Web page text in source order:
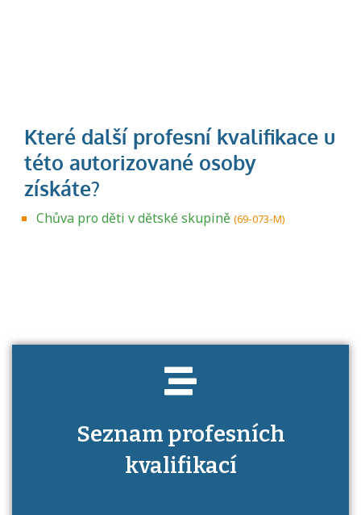
Chůva pro děti v dětské skupině (69-073-M)
Seznam profesních
kvalifikací
Projděte si seznam profesních kvalifikací.